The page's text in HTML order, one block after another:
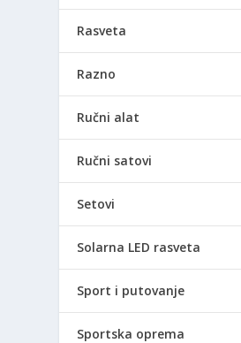
Rasveta
Razno
Ručni alat
Ručni satovi
Setovi
Solarna LED rasveta
Sport i putovanje
Sportska oprema